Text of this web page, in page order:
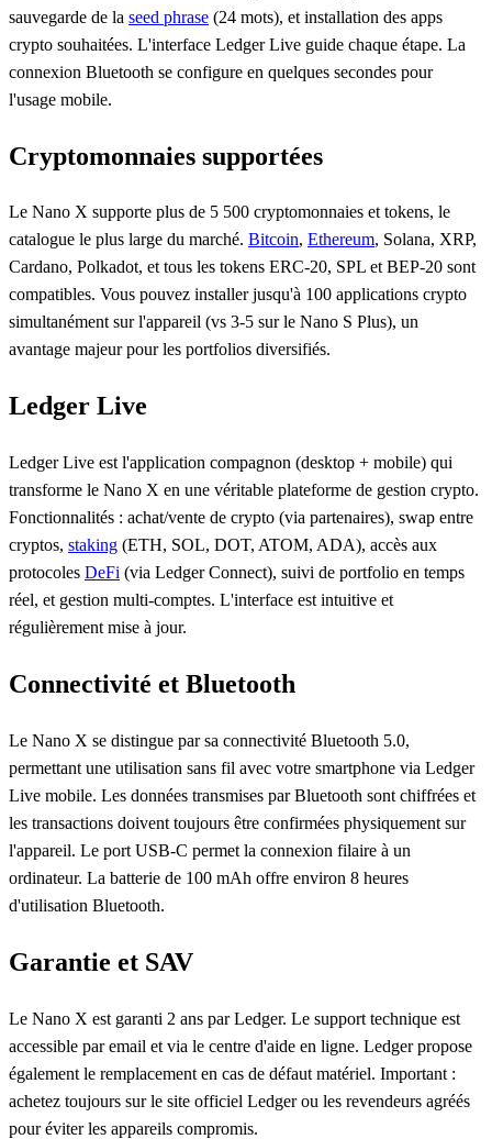
sauvegarde de la seed phrase (24 mots), et installation des apps
crypto souhaitées. L'interface Ledger Live guide chaque étape. La
connexion Bluetooth se configure en quelques secondes pour
l'usage mobile.
Cryptomonnaies supportées
Le Nano X supporte plus de 5 500 cryptomonnaies et tokens, le
catalogue le plus large du marché. Bitcoin, Ethereum, Solana, XRP,
Cardano, Polkadot, et tous les tokens ERC-20, SPL et BEP-20 sont
compatibles. Vous pouvez installer jusqu'à 100 applications crypto
simultanément sur l'appareil (vs 3-5 sur le Nano S Plus), un
avantage majeur pour les portfolios diversifiés.
Ledger Live
Ledger Live est l'application compagnon (desktop + mobile) qui
transforme le Nano X en une véritable plateforme de gestion crypto.
Fonctionnalités : achat/vente de crypto (via partenaires), swap entre
cryptos, staking (ETH, SOL, DOT, ATOM, ADA), accès aux
protocoles DeFi (via Ledger Connect), suivi de portfolio en temps
réel, et gestion multi-comptes. L'interface est intuitive et
régulièrement mise à jour.
Connectivité et Bluetooth
Le Nano X se distingue par sa connectivité Bluetooth 5.0,
permettant une utilisation sans fil avec votre smartphone via Ledger
Live mobile. Les données transmises par Bluetooth sont chiffrées et
les transactions doivent toujours être confirmées physiquement sur
l'appareil. Le port USB-C permet la connexion filaire à un
ordinateur. La batterie de 100 mAh offre environ 8 heures
d'utilisation Bluetooth.
Garantie et SAV
Le Nano X est garanti 2 ans par Ledger. Le support technique est
accessible par email et via le centre d'aide en ligne. Ledger propose
également le remplacement en cas de défaut matériel. Important :
achetez toujours sur le site officiel Ledger ou les revendeurs agréés
pour éviter les appareils compromis.